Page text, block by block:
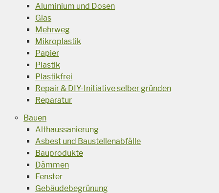
Aluminium und Dosen
Glas
Mehrweg
Mikroplastik
Papier
Plastik
Plastikfrei
Repair & DIY-Initiative selber gründen
Reparatur
Bauen
Althaussanierung
Asbest und Baustellenabfälle
Bauprodukte
Dämmen
Fenster
Gebäudebegrünung